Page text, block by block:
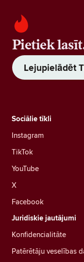
Pietiek
Lejupielādēt
Sociālie tīkli
Instagram
TikTok
YouTube
X
Facebook
Juridiskie jautājumi
Konfidencialitāte
Patērētāju veselības